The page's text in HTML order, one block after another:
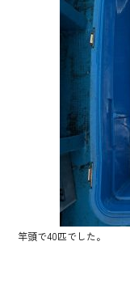
竿頭で40匹でした。